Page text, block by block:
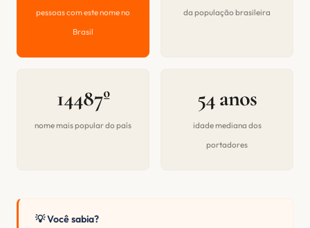
pessoas com este nome no
Brasil
da população brasileira
14487º
nome mais popular do país
54 anos
idade mediana dos
portadores
💡 Você sabia?